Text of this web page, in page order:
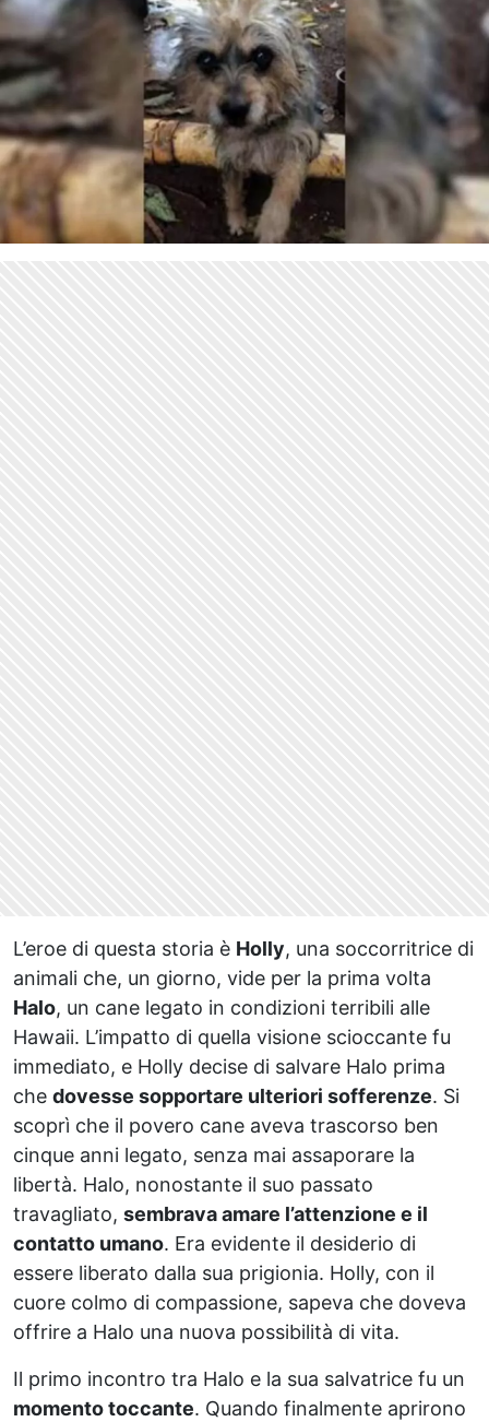
L’eroe di questa storia è Holly, una soccorritrice di
animali che, un giorno, vide per la prima volta
Halo, un cane legato in condizioni terribili alle
Hawaii. L’impatto di quella visione scioccante fu
immediato, e Holly decise di salvare Halo prima
che dovesse sopportare ulteriori sofferenze. Si
scoprì che il povero cane aveva trascorso ben
cinque anni legato, senza mai assaporare la
libertà. Halo, nonostante il suo passato
travagliato, sembrava amare l’attenzione e il
contatto umano. Era evidente il desiderio di
essere liberato dalla sua prigionia. Holly, con il
cuore colmo di compassione, sapeva che doveva
offrire a Halo una nuova possibilità di vita.
Il primo incontro tra Halo e la sua salvatrice fu un
momento toccante. Quando finalmente aprirono